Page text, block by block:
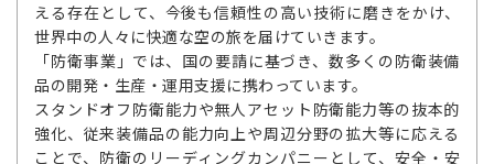
える存在として、今後も信頼性の高い技術に磨きをかけ、
世界中の人々に快適な空の旅を届けていきます。
「防衛事業」では、国の要請に基づき、数多くの防衛装備
品の開発・生産・運用支援に携わっています。
スタンドオフ防衛能力や無人アセット防衛能力等の抜本的
強化、従来装備品の能力向上や周辺分野の拡大等に応える
ことで、防衛のリーディングカンパニーとして、安全・安